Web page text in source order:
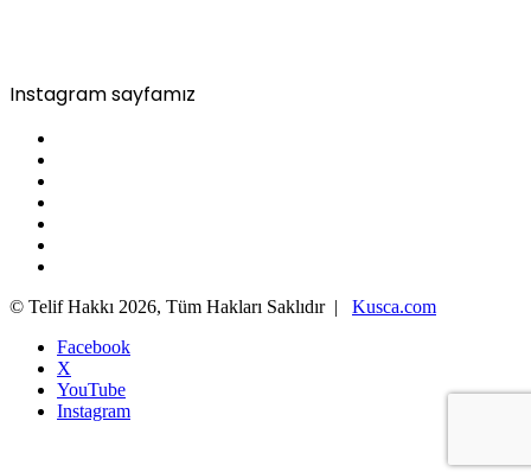
Instagram sayfamız
© Telif Hakkı 2026, Tüm Hakları Saklıdır | Kusca.com
Facebook
X
YouTube
Instagram